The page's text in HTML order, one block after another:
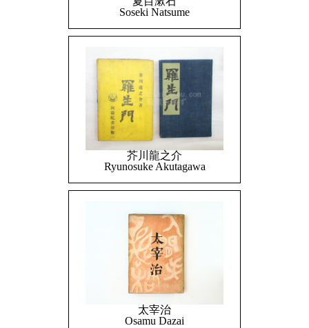
Soseki Natsume
芥川龍之介
Ryunosuke Akutagawa
太宰治
Osamu Dazai